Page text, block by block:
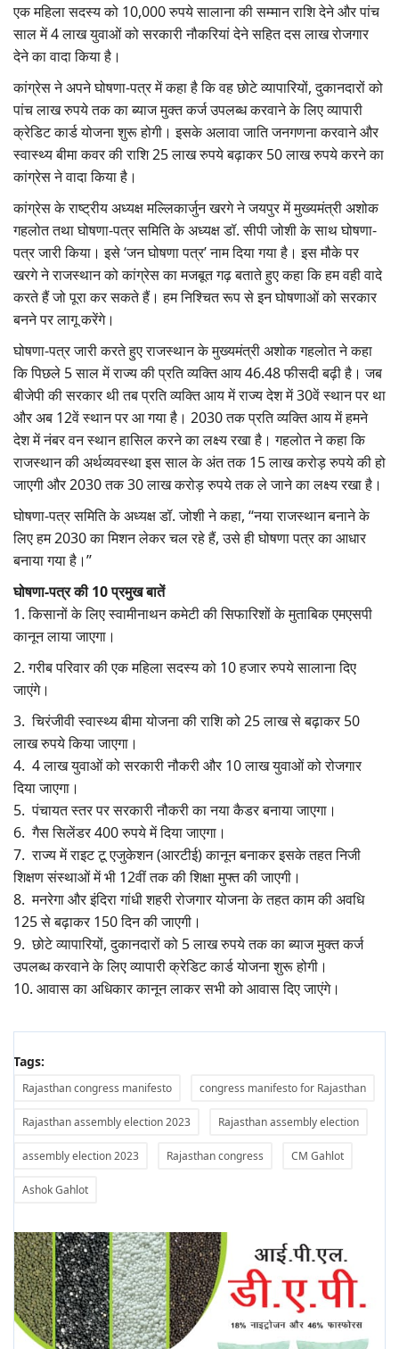
Language
Hindi
एक महिला सदस्य को 10,000 रुपये सालाना की सम्मान राशि देने और पांच
साल में 4 लाख युवाओं को सरकारी नौकरियां देने सहित दस लाख रोजगार
देने का वादा किया है।
कांग्रेस ने अपने घोषणा-पत्र में कहा है कि वह छोटे व्यापारियों, दुकानदारों को
पांच लाख रुपये तक का ब्याज मुक्त कर्ज उपलब्ध करवाने के लिए व्यापारी
क्रेडिट कार्ड योजना शुरू होगी। इसके अलावा जाति जनगणना करवाने और
स्वास्थ्य बीमा कवर की राशि 25 लाख रुपये बढ़ाकर 50 लाख रुपये करने का
कांग्रेस ने वादा किया है।
कांग्रेस के राष्ट्रीय अध्यक्ष मल्लिकार्जुन खरगे ने जयपुर में मुख्यमंत्री अशोक
गहलोत तथा घोषणा-पत्र समिति के अध्यक्ष डॉ. सीपी जोशी के साथ घोषणा-
पत्र जारी किया। इसे ‘जन घोषणा पत्र’ नाम दिया गया है। इस मौके पर
खरगे ने राजस्थान को कांग्रेस का मजबूत गढ़ बताते हुए कहा कि हम वही वादे
करते हैं जो पूरा कर सकते हैं। हम निश्चित रूप से इन घोषणाओं को सरकार
बनने पर लागू करेंगे।
घोषणा-पत्र जारी करते हुए राजस्थान के मुख्यमंत्री अशोक गहलोत ने कहा
कि पिछले 5 साल में राज्य की प्रति व्यक्ति आय 46.48 फीसदी बढ़ी है। जब
बीजेपी की सरकार थी तब प्रति व्यक्ति आय में राज्य देश में 30वें स्थान पर था
और अब 12वें स्थान पर आ गया है। 2030 तक प्रति व्यक्ति आय में हमने
देश में नंबर वन स्थान हासिल करने का लक्ष्य रखा है। गहलोत ने कहा कि
राजस्थान की अर्थव्यवस्था इस साल के अंत तक 15 लाख करोड़ रुपये की हो
जाएगी और 2030 तक 30 लाख करोड़ रुपये तक ले जाने का लक्ष्य रखा है।
घोषणा-पत्र समिति के अध्यक्ष डॉ. जोशी ने कहा, ‘‘नया राजस्थान बनाने के
लिए हम 2030 का मिशन लेकर चल रहे हैं, उसे ही घोषणा पत्र का आधार
बनाया गया है।’’
घोषणा-पत्र की 10 प्रमुख बातें
1. किसानों के लिए स्वामीनाथन कमेटी की सिफारिशों के मुताबिक एमएसपी
कानून लाया जाएगा।
2. गरीब परिवार की एक महिला सदस्य को 10 हजार रुपये सालाना दिए
जाएंगे।
3. चिरंजीवी स्वास्थ्य बीमा योजना की राशि को 25 लाख से बढ़ाकर 50
लाख रुपये किया जाएगा।
4. 4 लाख युवाओं को सरकारी नौकरी और 10 लाख युवाओं को रोजगार
दिया जाएगा।
5. पंचायत स्तर पर सरकारी नौकरी का नया कैडर बनाया जाएगा।
6. गैस सिलेंडर 400 रुपये में दिया जाएगा।
7. राज्य में राइट टू एजुकेशन (आरटीई) कानून बनाकर इसके तहत निजी
शिक्षण संस्थाओं में भी 12वीं तक की शिक्षा मुफ्त की जाएगी।
8. मनरेगा और इंदिरा गांधी शहरी रोजगार योजना के तहत काम की अवधि
125 से बढ़ाकर 150 दिन की जाएगी।
9. छोटे व्यापारियों, दुकानदारों को 5 लाख रुपये तक का ब्याज मुक्त कर्ज
उपलब्ध करवाने के लिए व्यापारी क्रेडिट कार्ड योजना शुरू होगी।
10. आवास का अधिकार कानून लाकर सभी को आवास दिए जाएंगे।
Tags:
Rajasthan congress manifesto congress manifesto for Rajasthan
Rajasthan assembly election 2023 Rajasthan assembly election
assembly election 2023 Rajasthan congress CM Gahlot
Ashok Gahlot